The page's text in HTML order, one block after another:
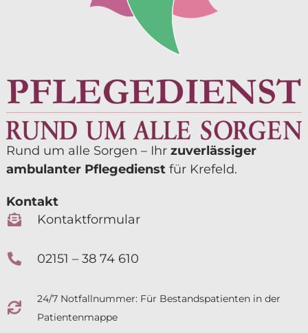
Rund um alle Sorgen – Ihr zuverlässiger
ambulanter Pflegedienstfür Krefeld.
Kontakt
Kontaktformular
02151 – 38 74 610
24/7 Notfallnummer: Für Bestands­patienten in der
Patientenmappe